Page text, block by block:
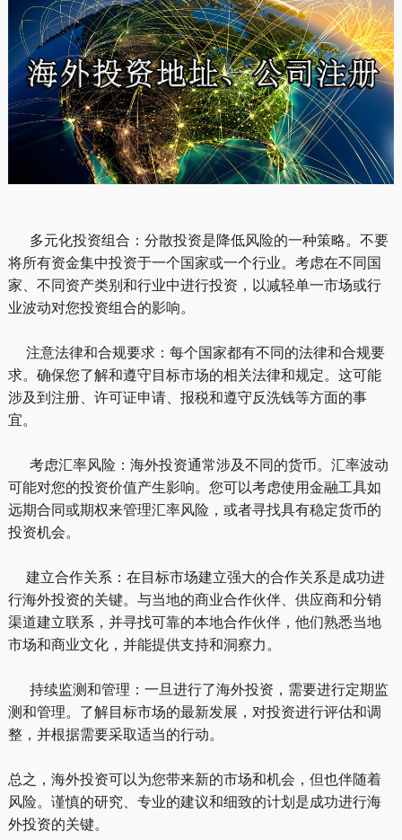
多元化投资组合：分散投资是降低风险的一种策略。不要
将所有资金集中投资于一个国家或一个行业。考虑在不同国
家、不同资产类别和行业中进行投资，以减轻单一市场或行
业波动对您投资组合的影响。
注意法律和合规要求：每个国家都有不同的法律和合规要
求。确保您了解和遵守目标市场的相关法律和规定。这可能
涉及到注册、许可证申请、报税和遵守反洗钱等方面的事
宜。
考虑汇率风险：海外投资通常涉及不同的货币。汇率波动
可能对您的投资价值产生影响。您可以考虑使用金融工具如
远期合同或期权来管理汇率风险，或者寻找具有稳定货币的
投资机会。
建立合作关系：在目标市场建立强大的合作关系是成功进
行海外投资的关键。与当地的商业合作伙伴、供应商和分销
渠道建立联系，并寻找可靠的本地合作伙伴，他们熟悉当地
市场和商业文化，并能提供支持和洞察力。
持续监测和管理：一旦进行了海外投资，需要进行定期监
测和管理。了解目标市场的最新发展，对投资进行评估和调
整，并根据需要采取适当的行动。
总之，海外投资可以为您带来新的市场和机会，但也伴随着
风险。谨慎的研究、专业的建议和细致的计划是成功进行海
外投资的关键。